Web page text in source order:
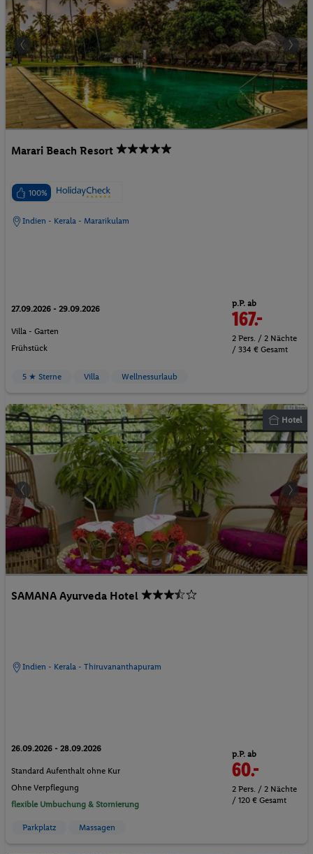
Marari Beach Resort
100%
Indien - Kerala - Mararikulam
27.09.2026 - 29.09.2026
Villa - Garten
Frühstück
p.P. ab
167.-
2 Pers. / 2 Nächte
/ 334 € Gesamt
5 ★ Sterne Villa Wellnessurlaub
Hotel
SAMANA Ayurveda Hotel
Indien - Kerala - Thiruvananthapuram
26.09.2026 - 28.09.2026
Standard Aufenthalt ohne Kur
Ohne Verpflegung
flexible Umbuchung & Stornierung
p.P. ab
60.-
2 Pers. / 2 Nächte
/ 120 € Gesamt
Parkplatz Massagen